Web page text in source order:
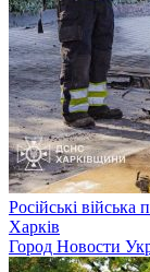
Російські
Харків
Город Новости